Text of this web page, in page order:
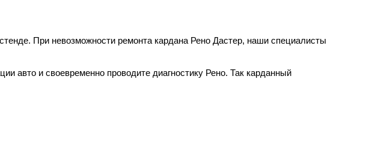
При невозможности ремонта кардана Рено Дастер, наши специалисты
авто и своевременно проводите диагностику Рено. Так карданный